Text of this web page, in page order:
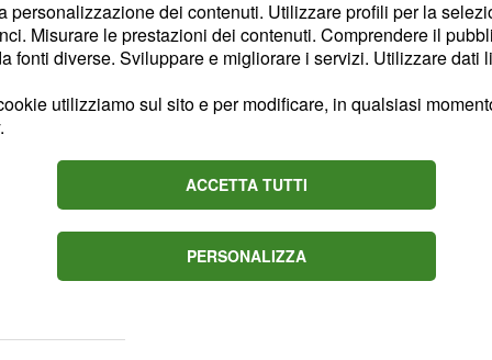
Ender, Kaya e
nella caffetteria
un incidente
che la sua automobile
accetterà dnque
personalizzazione dei contenuti. Utilizzare profili per la
Misurare le prestazioni dei contenuti. Comprendere il
fonti diverse. Sviluppare e migliorare i servizi. Utilizzare dati
utilizziamo sul sito e per modificare, in qualsiasi
.
ACCETTA TUTTI
PERSONALIZZA